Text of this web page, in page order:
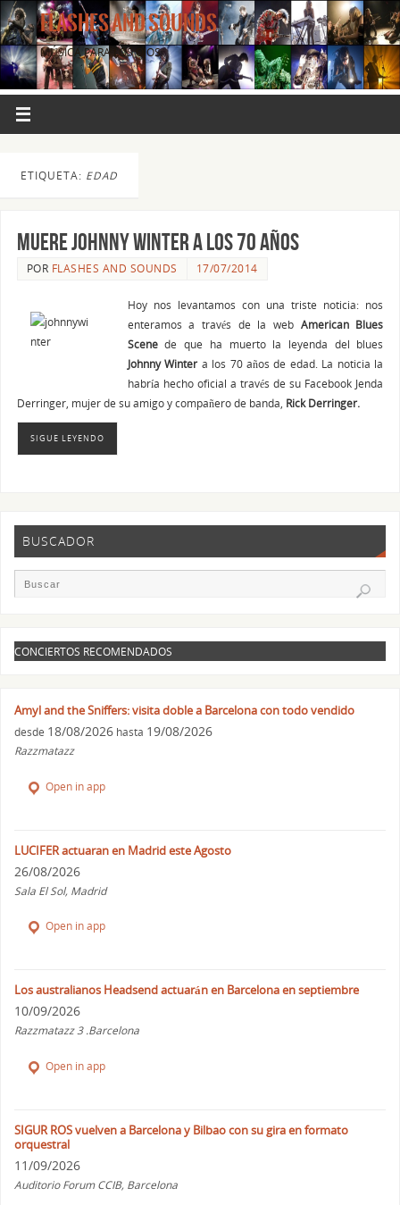
FLASHES AND SOUNDS
MÚSICA PARA LOS OJOS.
ETIQUETA: EDAD
Muere JOHNNY WINTER a los 70 años
POR FLASHES AND SOUNDS 17/07/2014
Hoy nos levantamos con una triste noticia: nos
enteramos a través de la web American Blues
Scenede que ha muerto la leyenda del blues
Johnny Winter a los 70 años de edad. La noticia la
habría hecho oficial a través de su Facebook Jenda
Derringer, mujer de su amigo y compañero de banda, Rick Derringer.
SIGUE LEYENDO
BUSCADOR
CONCIERTOS RECOMENDADOS
Amyl and the Sniffers: visita doble a Barcelona con todo vendido
desde 18/08/2026 hasta 19/08/2026
Razzmatazz
Open in app
LUCIFER actuaran en Madrid este Agosto
26/08/2026
Sala El Sol, Madrid
Open in app
Los australianos Headsend actuarán en Barcelona en septiembre
10/09/2026
Razzmatazz 3 .Barcelona
Open in app
SIGUR ROS vuelven a Barcelona y Bilbao con su gira en formato
orquestral
11/09/2026
Auditorio Forum CCIB, Barcelona